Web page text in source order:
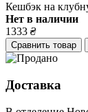
Кешбэк на
Нет в наличии
1333 ₴
Сравнить товар
Доставка